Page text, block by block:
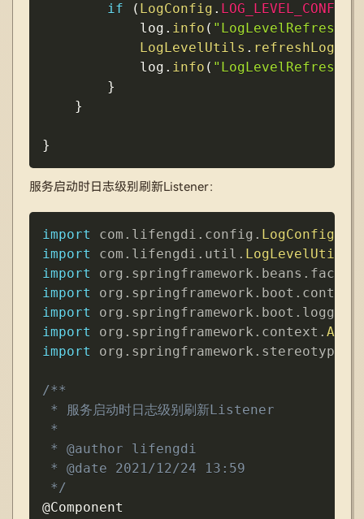
if
( LogConfig .
            log
. info (
LogLevelUtils .
            log
. info (
}
}
}
服务启动时日志级别刷新Listener：
import com . lifengdi . config . LogConfig
import
com . lifengdi . util . LogLevelUtils
import
org . springframework . beans .
import
org . springframework . boot . context
import
org . springframework . boot . logging
import
org . springframework . context .
import
org . springframework . stereotype
/**
* 服务启动时日志级别刷新Listener
*
* @author lifengdi
* @date 2021/12/24 13:59
*/
@Component
Copy